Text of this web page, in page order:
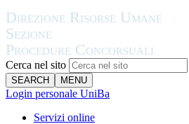
Cerca nel sito
SEARCH MENU
Login personale UniBa
Servizi online